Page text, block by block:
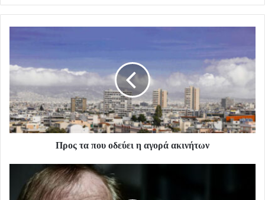
Προς τα που οδεύει η αγορά ακινήτων